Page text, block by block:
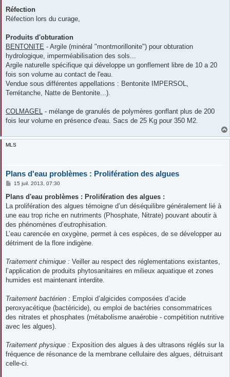
g
Réfection
Réfection lors du curage,
Produits d'obturation
BENTONITE - Argile (minéral "montmorillonite") pour obturation
hydrologique, imperméabilisation des sols...
Argile naturelle spécifique qui développe un gonflement libre de 10 a 20
fois son volume au contact de l'eau.
Vendue sous différentes appellations : Bentonite IMPERSOL,
Terrétanche, Natte de Bentonite...).
COLMAGEL
- mélange de granulés de polymères gonflant plus de 200
fois leur volume en présence d'eau. Sacs de 25 Kg pour 350 M2.
MLS
Plans d'eau problèmes : Prolifération des algues
M
s
a
g
15 juil. 2013, 07:30
Plans d'eau problèmes : Prolifération des algues :
La prolifération des algues témoigne d’un déséquilibre généralement lié à
une eau trop riche en nutriments (Phosphate, Nitrate) pouvant aboutir à
des phénomènes d’eutrophisation.
L’eau carencée en oxygène, permet à ces espèces, de se développer au
détriment de la flore indigène.
Traitement chimique : Veiller au respect des réglementations existantes,
l’application de produits phytosanitaires en milieux aquatique et zones
humides est maintenant interdite.
Traitement bactérien : Emploi d’algicides composées d’acide
peroxyacétique (bactéricide), ou emploi de bactéries consommatrices
des nitrates et phosphates (métabolisme anaérobie - compétition nutritive
avec les algues).
Traitement physique : Exposition des algues à des ultrasons réglés sur la
fréquence de résonance de la membrane cellulaire des algues, détruisant
celle-ci.